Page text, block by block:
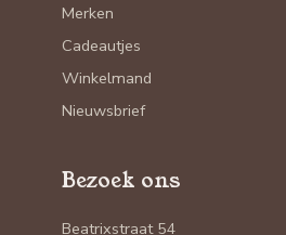
Merken
Cadeautjes
Winkelmand
Nieuwsbrief
Bezoek ons
Beatrixstraat 54